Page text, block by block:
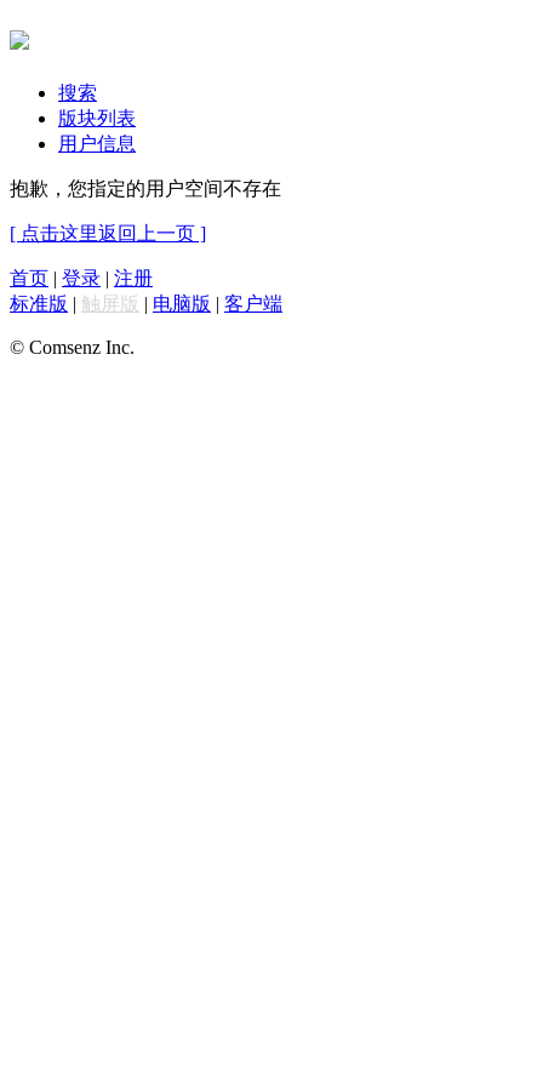
搜索
版块列表
用户信息
抱歉，您指定的用户空间不存在
[ 点击这里返回上一页 ]
首页 | 登录 | 注册
标准版 | 触屏版 | 电脑版 | 客户端
© Comsenz Inc.